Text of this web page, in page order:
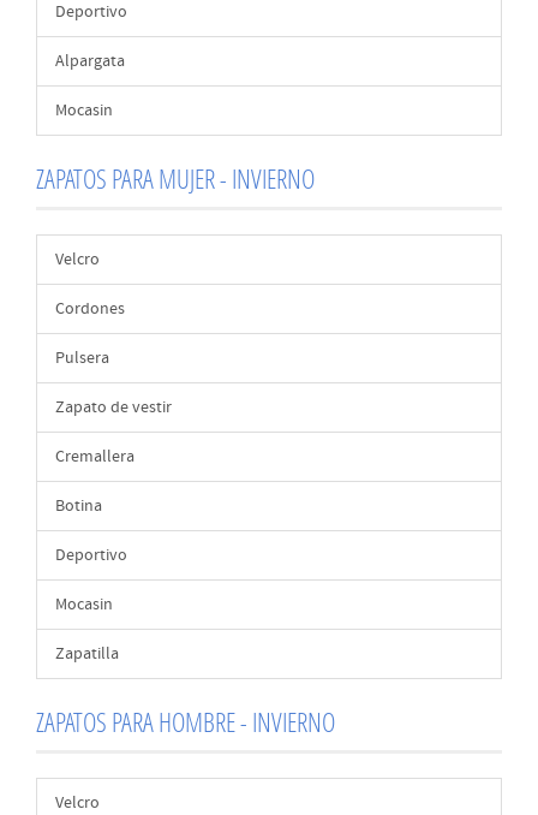
Deportivo
Alpargata
Mocasin
ZAPATOS PARA MUJER - INVIERNO
Velcro
Cordones
Pulsera
Zapato de vestir
Cremallera
Botina
Deportivo
Mocasin
Zapatilla
ZAPATOS PARA HOMBRE - INVIERNO
Velcro